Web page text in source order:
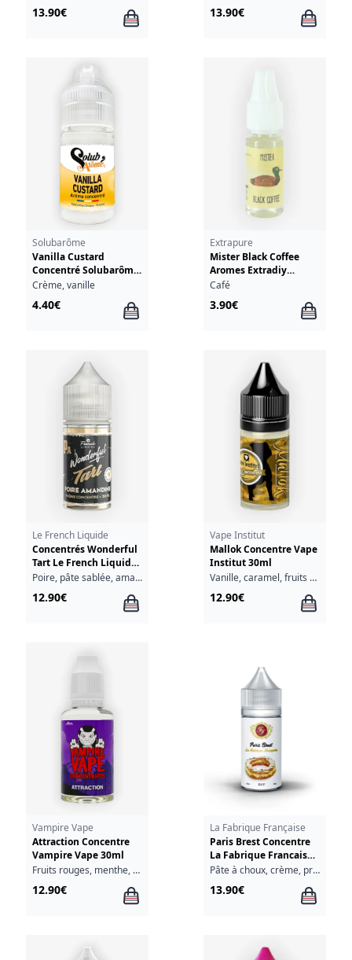
13.90€ 13.90€
Solubarôme
Vanilla Custard
Concentré Solubarôme
30ml
Crème, vanille
4.40€
Extrapure
Mister Black Coffee
Aromes Extradiy
Extrapure 10ml
Café
3.90€
Le French Liquide
Concentrés Wonderful
Tart Le French Liquide
30ml
Poire, pâte sablée, amande, caramel
12.90€
Vape Institut
Mallok Concentre Vape
Institut 30ml
Vanille, caramel, fruits à coque
12.90€
Vampire Vape
Attraction Concentre
Vampire Vape 30ml
Fruits rouges, menthe, fraîcheur, anis
12.90€
La Fabrique Française
Paris Brest Concentre
La Fabrique Francaise
30ml
Pâte à choux, crème, praline, amande
13.90€